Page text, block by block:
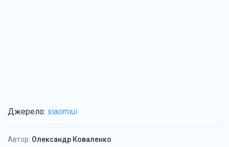
Джерело: xiaomiui
Автор: Олександр Коваленко